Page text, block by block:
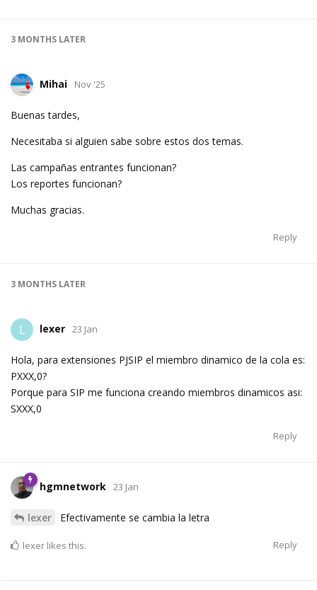
3 MONTHS LATER
Mihai Nov '25
Buenas tardes,
Necesitaba si alguien sabe sobre estos dos temas.
Las campañas entrantes funcionan?
Los reportes funcionan?
Muchas gracias.
Reply
3 MONTHS LATER
L lexer 23 Jan
Hola, para extensiones PJSIP el miembro dinamico de la cola es:
PXXX,0?
Porque para SIP me funciona creando miembros dinamicos asi:
SXXX,0
Reply
hgmnetwork 23 Jan
lexer Efectivamente se cambia la letra
Reply
lexer likes this.